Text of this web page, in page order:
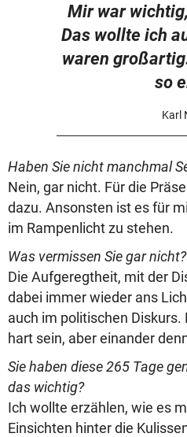
Mir war
Das wollte ich
waren
so
Karl
Haben Sie nicht manchmal
Nein, gar nicht. Für die
dazu. Ansonsten ist es für
im Rampenlicht zu stehen.
Was vermissen Sie gar nicht?
Die Aufgeregtheit, mit der
dabei immer wieder ans
auch im politischen
hart sein, aber einander
Sie haben diese 265 Tage
das wichtig?
Ich wollte erzählen, wie es
Einsichten hinter die